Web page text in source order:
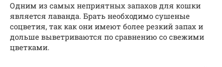
Одним из самых неприятных запахов для кошки
является лаванда. Брать необходимо сушеные
соцветия, так как они имеют более резкий запах и
дольше выветриваются по сравнению со свежими
цветками.